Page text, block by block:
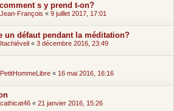
s y prend t-on?
Jean-François « 9 juillet 2017, 17:01
un défaut pendant la méditation?
Itachiéveil « 3 décembre 2016, 23:49
PetitHommeLibre « 16 mai 2016, 16:16
cathicat46 « 21 janvier 2016, 15:26